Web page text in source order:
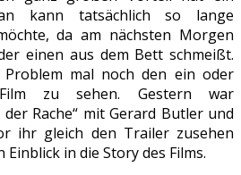
kann tatsächlich so lange
da am nächsten Morgen
einen aus dem Bett schmeißt.
mal noch den ein oder
zu sehen. Gestern war
der Rache“ mit Gerard Butler und
ihr gleich den Trailer zusehen
in die Story des Films.